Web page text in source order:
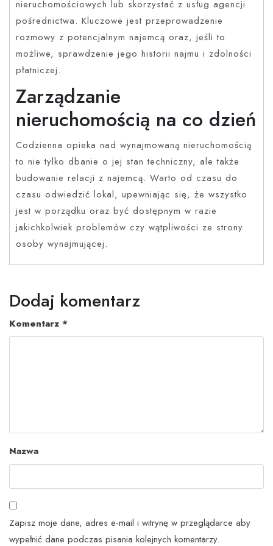
nieruchomościowych lub skorzystać z usług agencji
pośrednictwa. Kluczowe jest przeprowadzenie
rozmowy z potencjalnym najemcą oraz, jeśli to
możliwe, sprawdzenie jego historii najmu i zdolności
płatniczej.
Zarządzanie
nieruchomością na co dzień
Codzienna opieka nad wynajmowaną nieruchomością
to nie tylko dbanie o jej stan techniczny, ale także
budowanie relacji z najemcą. Warto od czasu do
czasu odwiedzić lokal, upewniając się, że wszystko
jest w porządku oraz być dostępnym w razie
jakichkolwiek problemów czy wątpliwości ze strony
osoby wynajmującej.
Dodaj komentarz
Komentarz *
Nazwa
Zapisz moje dane, adres e-mail i witrynę w przeglądarce aby
wypełnić dane podczas pisania kolejnych komentarzy.